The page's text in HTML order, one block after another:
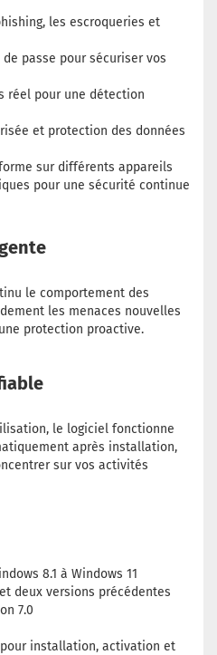
les escroqueries et
passe pour sécuriser vos
réel pour une détection
et protection des données
sur différents appareils
pour une sécurité continue
le comportement des
les menaces nouvelles
protection proactive.
le logiciel fonctionne
après installation,
sur vos activités
8.1 à Windows 11
deux versions précédentes
7.0
installation, activation et